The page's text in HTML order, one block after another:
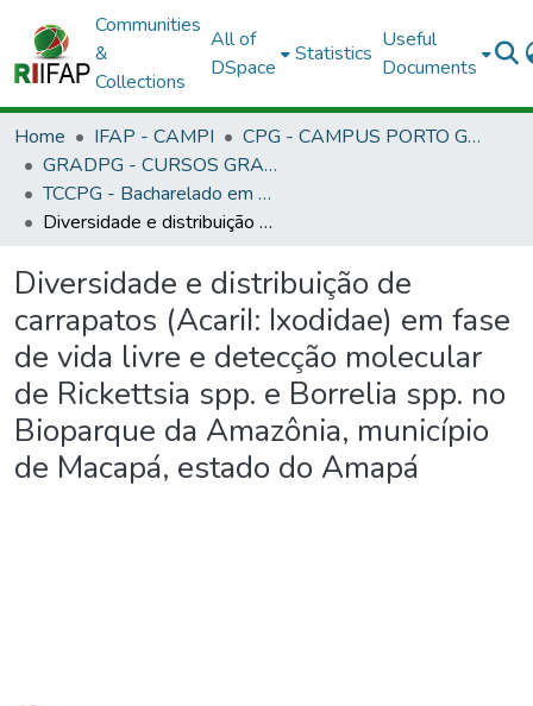
Communities
&
Collections
All of
DSpace
Statistics
Useful
Documents
Home IFAP - CAMPI
CPG - CAMPUS PORTO GRANDE
GRADPG - CURSOS GRADUAÇÃO - CAMPUS PORTO GRANDE
TCCPG - Bacharelado em Medicina Veterinária
Diversidade e distribuição de carrapatos (AcariI: Ixodidae) em fase de vida livre e detecção molecular de Rickettsia spp. e Borrelia spp. no Bioparque da Amazônia, município de Macapá, estado do Amapá
Diversidade e distribuição de
carrapatos (AcariI: Ixodidae) em fase
de vida livre e detecção molecular
de Rickettsia spp. e Borrelia spp. no
Bioparque da Amazônia, município
de Macapá, estado do Amapá